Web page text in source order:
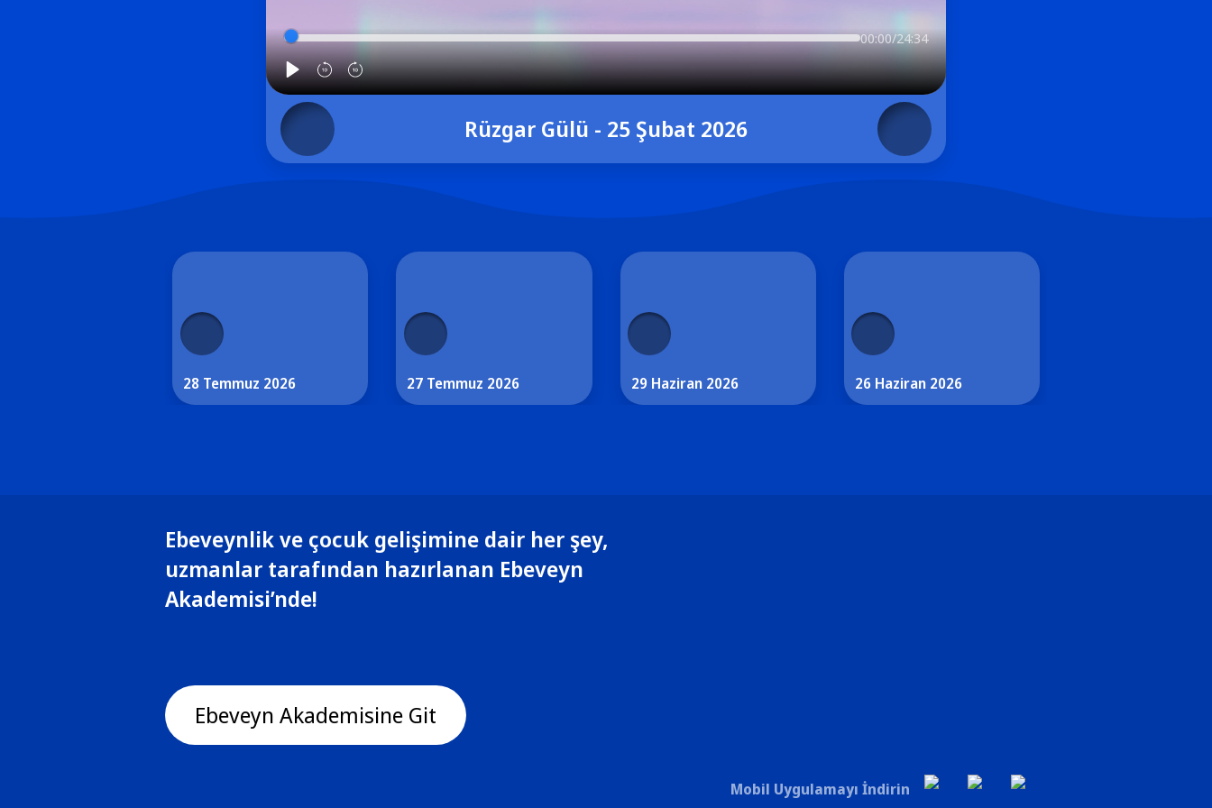
00:00/24:34
Rüzgar Gülü - 25 Şubat 2026
28 Temmuz 2026 27 Temmuz 2026 29 Haziran 2026 26 Haziran 2026
Ebeveynlik ve çocuk gelişimine dair her şey,
uzmanlar tarafından hazırlanan Ebeveyn
Akademisi’nde!
Ebeveyn Akademisine Git
Mobil Uygulamayı İndirin